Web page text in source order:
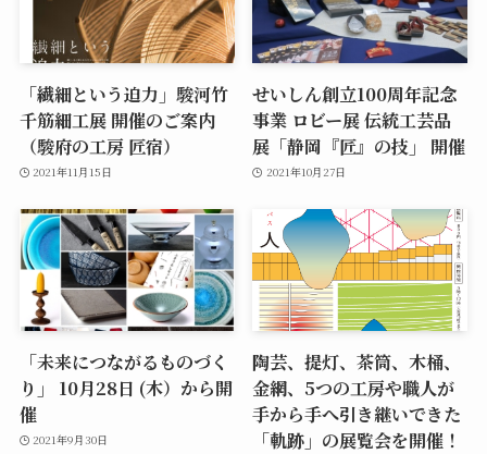
「繊細という迫力」駿河竹
千筋細工展 開催のご案内
（駿府の工房 匠宿）
2021年11月15日
せいしん創立100周年記念
事業 ロビー展 伝統工芸品
展「静岡『匠』の技」 開催
2021年10月27日
「未来につながるものづく
り」 10月28日 (木）から開
催
2021年9月30日
陶芸、提灯、茶筒、木桶、
金網、5つの工房や職人が
手から手へ引き継いできた
「軌跡」の展覧会を開催！